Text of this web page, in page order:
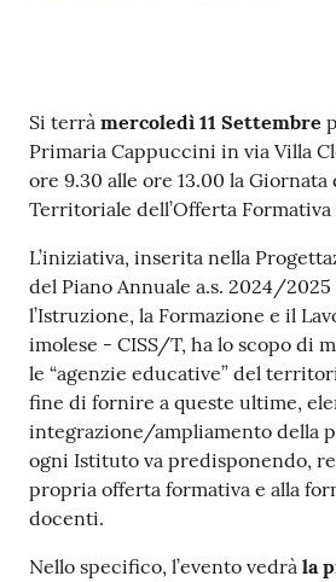
Contenuto
Si terrà mercoledì 11 Settembre
Primaria Cappuccini in via Villa
ore 9.30 alle ore 13.00 la
Territoriale dell’Offerta Formativa
L’iniziativa, inserita nella
del Piano Annuale a.s. 2024/
l’Istruzione, la Formazione e il
imolese - CISS/T, ha lo scopo di
le “agenzie educative” del
fine di fornire a queste ultime,
integrazione/ampliamento della
ogni Istituto va predisponendo,
propria offerta formativa e alla
docenti.
Nello specifico, l’evento vedrà la